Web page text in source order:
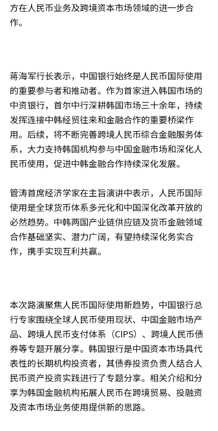
方在人民币业务及跨境资本市场领域的进一步合
作。
蒋海军行长表示，中国银行始终是人民币国际使用
的重要参与者和推动者。作为首家进入韩国市场的
中资银行，首尔中行深耕韩国市场三十余年，持续
发挥连接中韩经贸往来和金融合作的重要桥梁作
用。后续，将不断完善跨境人民币综合金融服务体
系，大力支持韩国机构参与中国金融市场和深化人
民币使用，促进中韩金融合作持续深化发展。
管涛首席经济学家在主旨演讲中表示，人民币国际
使用是全球货币体系多元化和中国深化改革开放的
必然趋势。中韩两国产业链供应链及货币金融领域
合作基础坚实、潜力广阔，有望持续深化务实合
作，携手实现互利共赢。
本次路演聚焦人民币国际使用新趋势，中国银行总
行专家围绕全球人民币使用现状、中国金融市场产
品、跨境人民币支付体系（CIPS）、跨境人民币债
券等专题开展分享。韩国银行是中国资本市场具代
表性的长期机构投资者，其债券投资负责人结合人
民币资产投资实践进行了专题分享。相关介绍和分
享为韩国金融机构拓展人民币在跨境贸易、投融资
及资本市场业务使用提供新的思路。